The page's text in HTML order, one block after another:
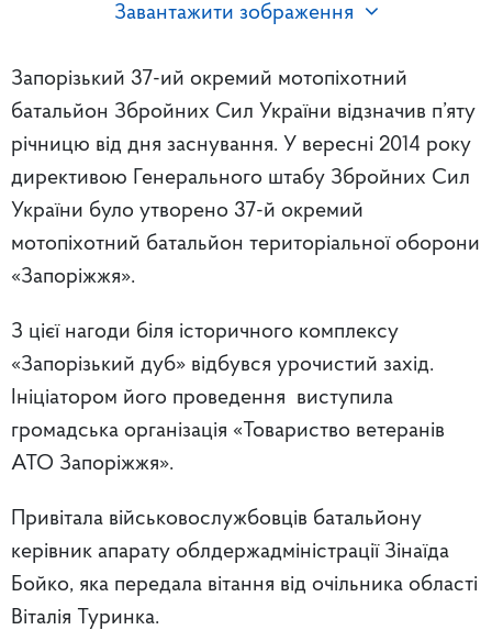
Завантажити зображення
Запорізький 37-ий окремий мотопіхотний
батальйон Збройних Сил України відзначив п’яту
річницю від дня заснування. У вересні 2014 року
директивою Генерального штабу Збройних Сил
України було утворено 37-й окремий
мотопіхотний батальйон територіальної оборони
«Запоріжжя».
З цієї нагоди біля історичного комплексу
«Запорізький дуб» відбувся урочистий захід.
Ініціатором його проведення виступила
громадська організація «Товариство ветеранів
АТО Запоріжжя».
Привітала військовослужбовців батальйону
керівник апарату облдержадміністрації Зінаїда
Бойко, яка передала вітання від очільника області
Віталія Туринка.